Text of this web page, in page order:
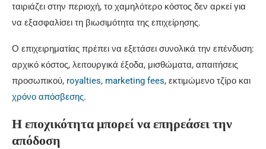
ταιριάζει στην περιοχή, το χαμηλότερο κόστος δεν αρκεί για
να εξασφαλίσει τη βιωσιμότητα της επιχείρησης.
Ο επιχειρηματίας πρέπει να εξετάσει συνολικά την επένδυση:
αρχικό κόστος, λειτουργικά έξοδα, μισθώματα, απαιτήσεις
προσωπικού, royalties, marketing fees, εκτιμώμενο τζίρο και
χρόνο απόσβεσης.
Η εποχικότητα μπορεί να επηρεάσει την
απόδοση